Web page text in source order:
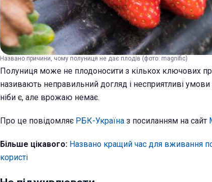
Названо причини, чому полуниця не дає плодів (фото: magnific)
Полуниця може не плодоносити з кількох ключових
називають неправильний догляд і несприятливі
ніби є, але врожаю немає.
Про це повідомляє РБК-Україна з посиланням на сайт
Більше цікавого: Названо кращий час для вживання
користі